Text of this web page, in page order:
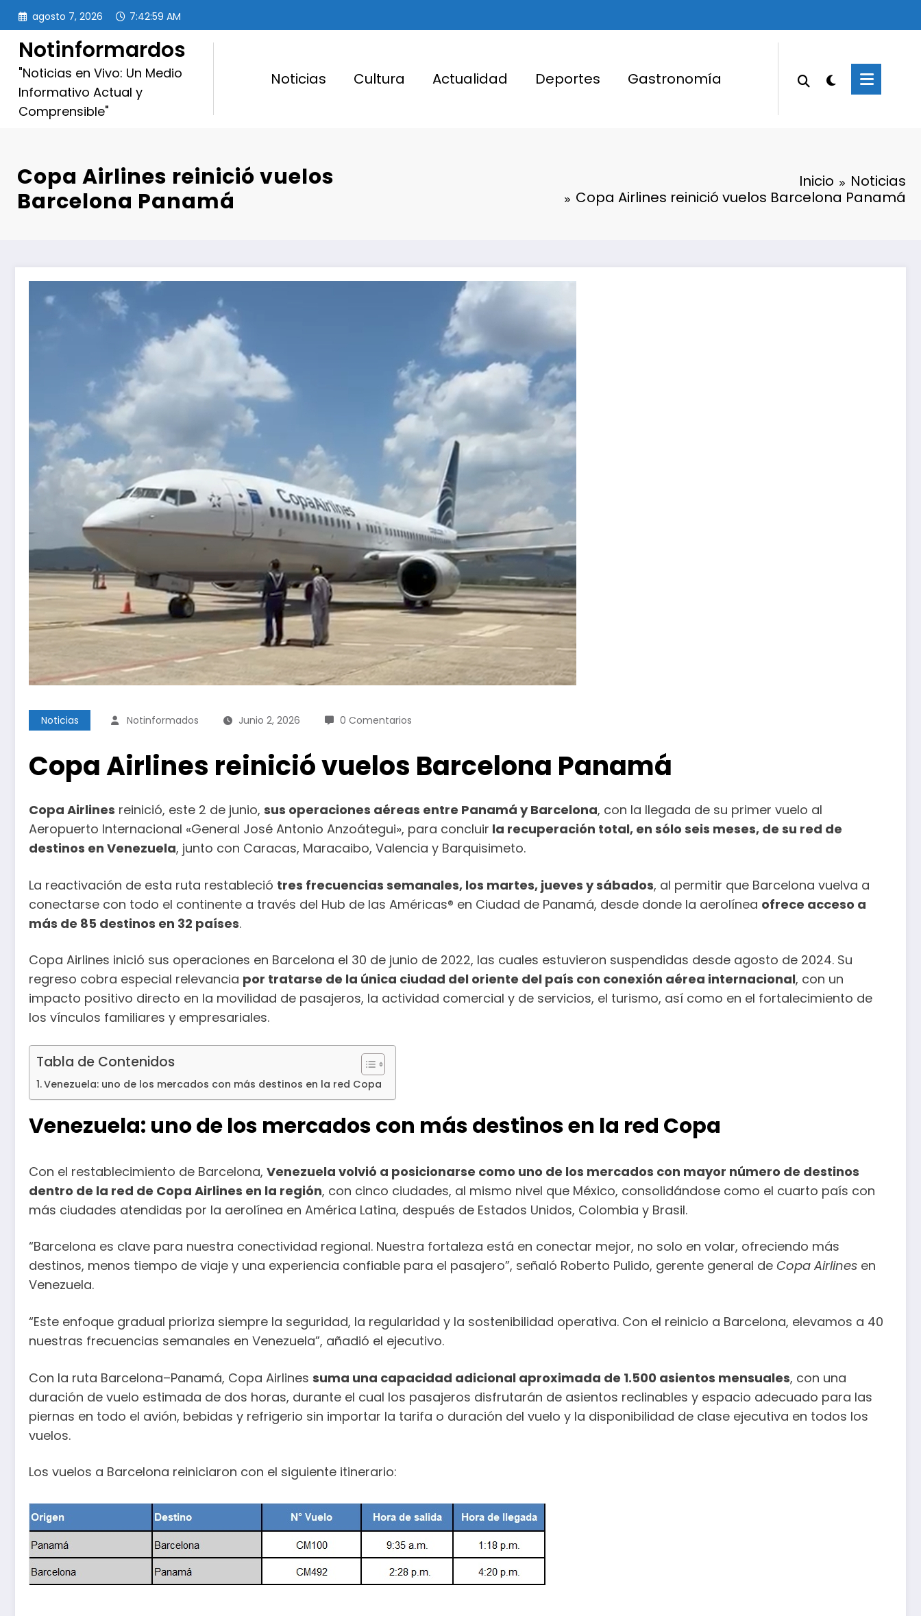
Saltar
contenido
agosto 7, 2026 7:43:00 AM
Notinformardos
"Noticias en Vivo: Un Medio
Informativo Actual y
Comprensible"
Noticias Cultura Actualidad Deportes Gastronomía
Copa Airlines reinició vuelos
Barcelona Panamá
Inicio
Noticias
Copa Airlines reinició vuelos Barcelona Panamá
Noticias Notinformados Junio 2, 2026 0 Comentarios
Copa Airlines reinició vuelos Barcelona Panamá
Copa Airlines reinició, este 2 de junio, sus operaciones aéreas entre Panamá y Barcelona, con la llegada de su primer vuelo al
Aeropuerto Internacional «General José Antonio Anzoátegui», para concluir la recuperación total, en sólo seis meses, de su red de
destinos en Venezuela, junto con Caracas, Maracaibo, Valencia y Barquisimeto.
La reactivación de esta ruta restableció tres frecuencias semanales, los martes, jueves y sábados, al permitir que Barcelona vuelva a
conectarse con todo el continente a través del Hub de las Américas® en Ciudad de Panamá, desde donde la aerolínea ofrece acceso a
más de 85 destinos en 32 países.
Copa Airlines inició sus operaciones en Barcelona el 30 de junio de 2022, las cuales estuvieron suspendidas desde agosto de 2024. Su
regreso cobra especial relevancia por tratarse de la única ciudad del oriente del país con conexión aérea internacional, con un
impacto positivo directo en la movilidad de pasajeros, la actividad comercial y de servicios, el turismo, así como en el fortalecimiento de
los vínculos familiares y empresariales.
Tabla de Contenidos
Venezuela: uno de los mercados con más destinos en la red Copa
Venezuela: uno de los mercados con más destinos en la red Copa
Con el restablecimiento de Barcelona, Venezuela volvió a posicionarse como uno de los mercados con mayor número de destinos
dentro de la red de Copa Airlines en la región, con cinco ciudades, al mismo nivel que México, consolidándose como el cuarto país con
más ciudades atendidas por la aerolínea en América Latina, después de Estados Unidos, Colombia y Brasil.
“Barcelona es clave para nuestra conectividad regional. Nuestra fortaleza está en conectar mejor, no solo en volar, ofreciendo más
destinos, menos tiempo de viaje y una experiencia confiable para el pasajero”, señaló Roberto Pulido, gerente general de Copa Airlines en
Venezuela.
“Este enfoque gradual prioriza siempre la seguridad, la regularidad y la sostenibilidad operativa. Con el reinicio a Barcelona, elevamos a 40
nuestras frecuencias semanales en Venezuela”, añadió el ejecutivo.
Con la ruta Barcelona–Panamá, Copa Airlines suma una capacidad adicional aproximada de 1.500 asientos mensuales, con una
duración de vuelo estimada de dos horas, durante el cual los pasajeros disfrutarán de asientos reclinables y espacio adecuado para las
piernas en todo el avión, bebidas y refrigerio sin importar la tarifa o duración del vuelo y la disponibilidad de clase ejecutiva en todos los
vuelos.
Los vuelos a Barcelona reiniciaron con el siguiente itinerario: